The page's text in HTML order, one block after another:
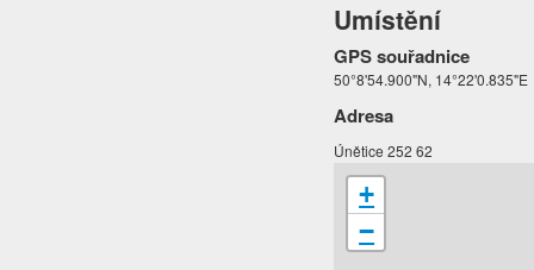
Umístění
GPS souřadnice
50°8'54.900"N, 14°22'0.835"E
Adresa
Únětice 252 62
+
−